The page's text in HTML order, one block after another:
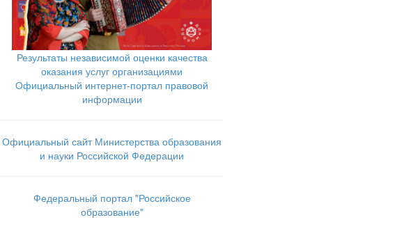
Результаты независимой оценки качества
оказания услуг организациями
Официальный интернет-портал правовой
информации
Официальный сайт Министерства образования
и науки Российской Федерации
Федеральный портал "Российское
образование"